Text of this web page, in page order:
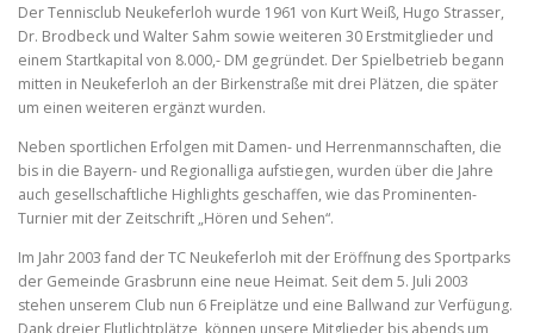
TENNISSCHULE KONTAKT MITGLIEDER-LOGIN
Der Tennisclub Neukeferloh wurde 1961 von Kurt Weiß, Hugo Strasser,
Dr. Brodbeck und Walter Sahm sowie weiteren 30 Erstmitglieder und
einem Startkapital von 8.000,- DM gegründet. Der Spielbetrieb begann
mitten in Neukeferloh an der Birkenstraße mit drei Plätzen, die später
um einen weiteren ergänzt wurden.
Neben sportlichen Erfolgen mit Damen- und Herrenmannschaften, die
bis in die Bayern- und Regionalliga aufstiegen, wurden über die Jahre
auch gesellschaftliche Highlights geschaffen, wie das Prominenten-
Turnier mit der Zeitschrift „Hören und Sehen“.
Im Jahr 2003 fand der TC Neukeferloh mit der Eröffnung des Sportparks
der Gemeinde Grasbrunn eine neue Heimat. Seit dem 5. Juli 2003
stehen unserem Club nun 6 Freiplätze und eine Ballwand zur Verfügung.